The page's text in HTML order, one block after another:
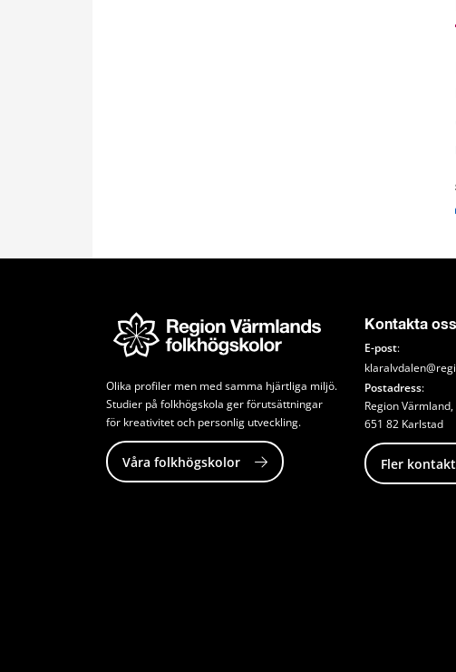
Olika profiler men med samma hjärtliga miljö.
Studier på folkhögskola ger förutsättningar
för kreativitet och personlig utveckling.
Våra folkhögskolor
Kontakta oss
E-post:
Postadress:
Region
651 82 Karlstad
Fler